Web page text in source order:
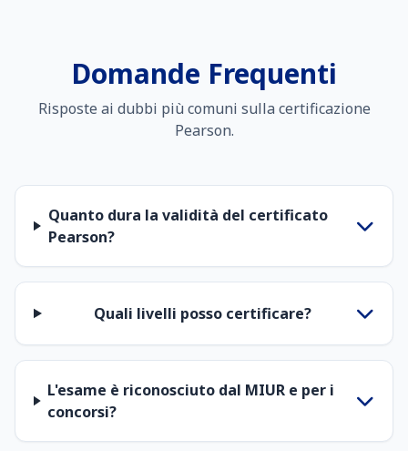
Domande Frequenti
Risposte ai dubbi più comuni sulla certificazione
Pearson.
Quanto dura la validità del certificato
Pearson?
Quali livelli posso certificare?
L'esame è riconosciuto dal MIUR e per i
concorsi?